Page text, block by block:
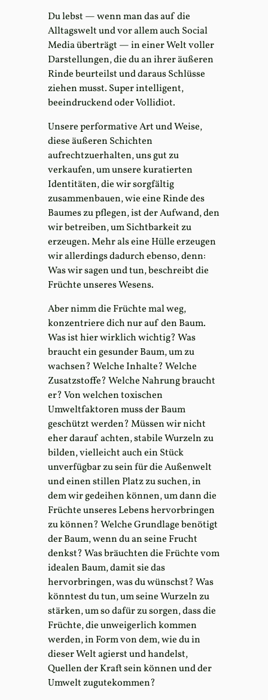
Du lebst — wenn man das auf die
Alltagswelt und vor allem auch Social
Media überträgt — in einer Welt voller
Darstellungen, die du an ihrer äußeren
Rinde beurteilst und daraus Schlüsse
ziehen musst. Super intelligent,
beeindruckend oder Vollidiot.
Unsere performative Art und Weise,
diese äußeren Schichten
aufrechtzuerhalten, uns gut zu
verkaufen, um unsere kuratierten
Identitäten, die wir sorgfältig
zusammenbauen, wie eine Rinde des
Baumes zu pflegen, ist der Aufwand, den
wir betreiben, um Sichtbarkeit zu
erzeugen. Mehr als eine Hülle erzeugen
wir allerdings dadurch ebenso, denn:
Was wir sagen und tun, beschreibt die
Früchte unseres Wesens.
Aber nimm die Früchte mal weg,
konzentriere dich nur auf den Baum.
Was ist hier wirklich wichtig? Was
braucht ein gesunder Baum, um zu
wachsen? Welche Inhalte? Welche
Zusatzstoffe? Welche Nahrung braucht
er? Von welchen toxischen
Umweltfaktoren muss der Baum
geschützt werden? Müssen wir nicht
eher darauf achten, stabile Wurzeln zu
bilden, vielleicht auch ein Stück
unverfügbar zu sein für die Außenwelt
und einen stillen Platz zu suchen, in
dem wir gedeihen können, um dann die
Früchte unseres Lebens hervorbringen
zu können? Welche Grundlage benötigt
der Baum, wenn du an seine Frucht
denkst? Was bräuchten die Früchte vom
idealen Baum, damit sie das
hervorbringen, was du wünschst? Was
könntest du tun, um seine Wurzeln zu
stärken, um so dafür zu sorgen, dass die
Früchte, die unweigerlich kommen
werden, in Form von dem, wie du in
dieser Welt agierst und handelst,
Quellen der Kraft sein können und der
Umwelt zugutekommen?